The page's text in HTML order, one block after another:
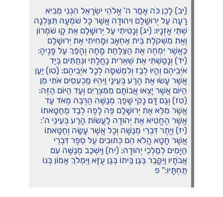
(יב) לָכֵן כֹּה אָמַר ה' אֱלֹהֵי יִשְׂרָאֵל הִנְנִי מֵבִיא
רָעָה עַל יְרוּשָׁלִַם וִיהוּדָה אֲשֶׁר כָּל שֹׁמְעָהּ תִּצַּלְנָה
שְׁתֵּי אָזְנָיו: (יג) וְנָטִיתִי עַל יְרוּשָׁלִַם אֵת קָו שֹׁמְרוֹן
וְאֶת מִשְׁקֹלֶת בֵּית אַחְאָב וּמָחִיתִי אֶת יְרוּשָׁלִַם
כַּאֲשֶׁר יִמְחֶה אֶת הַצַּלַּחַת מָחָה וְהָפַךְ עַל פָּנֶיהָ:
(יד) וְנָטַשְׁתִּי אֵת שְׁאֵרִית נַחֲלָתִי וּנְתַתִּים בְּיַד
אֹיְבֵיהֶם וְהָיוּ לְבַז וְלִמְשִׁסָּה לְכָל אֹיְבֵיהֶם: (טו) יַעַן
אֲשֶׁר עָשׂוּ אֶת הָרַע בְּעֵינַי וַיִּהְיוּ מַכְעִסִים אֹתִי מִן
הַיּוֹם אֲשֶׁר יָצְאוּ אֲבוֹתָם מִמִּצְרַיִם וְעַד הַיּוֹם הַזֶּה:
(טז) וְגַם דָּם נָקִי שָׁפַךְ מְנַשֶּׁה הַרְבֵּה מְאֹד עַד
אֲשֶׁר מִלֵּא אֶת יְרוּשָׁלִַם פֶּה לָפֶה לְבַד מֵחַטָּאתוֹ
אֲשֶׁר הֶחֱטִיא אֶת יְהוּדָה לַעֲשׂוֹת הָרַע בְּעֵינֵי ה':
(יז) וְיֶתֶר דִּבְרֵי מְנַשֶּׁה וְכָל אֲשֶׁר עָשָׂה וְחַטָּאתוֹ
אֲשֶׁר חָטָא הֲלֹא הֵם כְּתוּבִים עַל סֵפֶר דִּבְרֵי
הַיָּמִים לְמַלְכֵי יְהוּדָה: (יח) וַיִּשְׁכַּב מְנַשֶּׁה עִם
אֲבֹתָיו וַיִּקָּבֵר בְּגַן בֵּיתוֹ בְּגַן עֻזָּא וַיִּמְלֹךְ אָמוֹן בְּנוֹ
תַּחְתָּיו:" פ